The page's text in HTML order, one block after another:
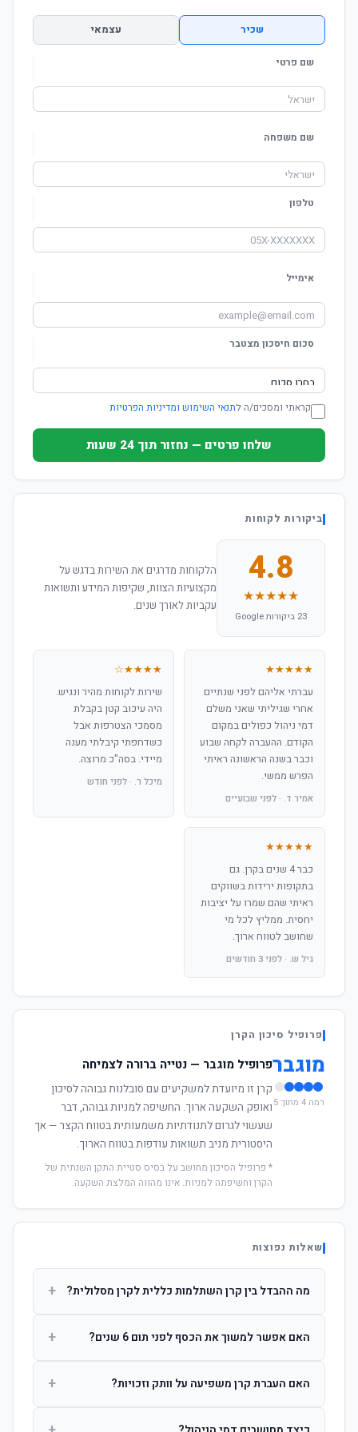
שכיר עצמאי
שם פרטי
שם משפחה
טלפון
אימייל
סכום חיסכון מצטבר
קראתי ומסכים/ה לתנאי השימוש ומדיניות הפרטיות
שלחו פרטים — נחזור תוך 24 שעות
ביקורות לקוחות
4.8
★★★★★
23 ביקורות Google
הלקוחות מדרגים את השירות בדגש על
מקצועיות הצוות, שקיפות המידע ותשואות
עקביות לאורך שנים.
★★★★★
עברתי אליהם לפני שנתיים
אחרי שגיליתי שאני משלם
דמי ניהול כפולים במקום
הקודם. ההעברה לקחה שבוע
וכבר בשנה הראשונה ראיתי
הפרש ממשי.
אמיר ד. · לפני שבועיים
★★★★☆
שירות לקוחות מהיר ונגיש.
היה עיכוב קטן בקבלת
מסמכי הצטרפות אבל
כשדחפתי קיבלתי מענה
מיידי. בסה"כ מרוצה.
מיכל ר. · לפני חודש
★★★★★
כבר 4 שנים בקרן. גם
בתקופות ירידות בשווקים
ראיתי שהם שמרו על יציבות
יחסית. ממליץ לכל מי
שחושב לטווח ארוך.
גיל ש. · לפני 3 חודשים
פרופיל סיכון הקרן
מוגבר
רמה 4 מתוך 5
פרופיל מוגבר — נטייה ברורה לצמיחה
קרן זו מיועדת למשקיעים עם סובלנות גבוהה לסיכון
ואופק השקעה ארוך. החשיפה למניות גבוהה, דבר
שעשוי לגרום לתנודתיות משמעותית בטווח הקצר — אך
היסטורית מניב תשואות עודפות בטווח הארוך.
* פרופיל הסיכון מחושב על בסיס סטיית התקן השנתית של
הקרן וחשיפתה למניות. אינו מהווה המלצת השקעה.
שאלות נפוצות
מה ההבדל בין קרן השתלמות כללית לקרן מסלולית? +
ההשקעות. קרן מסלולית עוקבת אחרי מדד ספציפי ומאפשרת
האם אפשר למשוך את הכסף לפני תום 6 שנים? +
הרווחים. לאחר 6 שנים ניתן למשוך פטור ממס עד לתקרה
האם העברת קרן משפיעה על וותק וזכויות? +